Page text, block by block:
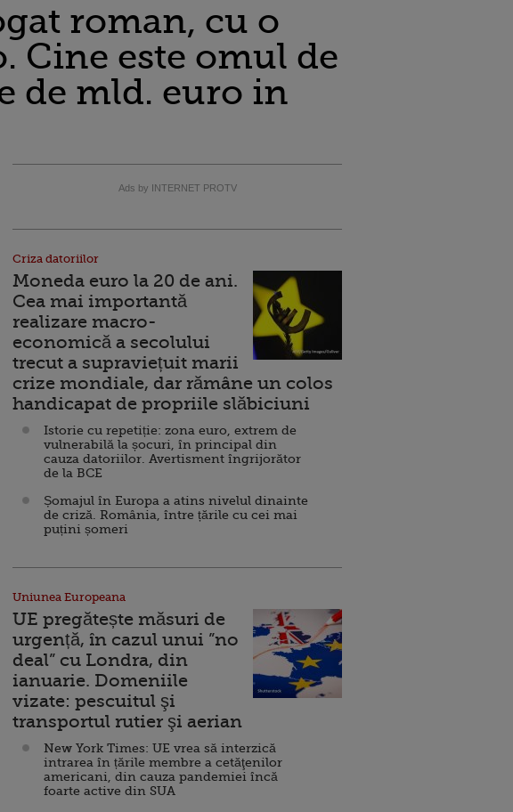
roman, cu o
Cine este omul de
de mld. euro in
Ads by INTERNET PROTV
Criza datoriilor
Moneda euro la 20 de ani.
Cea mai importantă
realizare macro-
economică a secolului
trecut a supraviețuit marii
crize mondiale, dar rămâne un colos
handicapat de propriile slăbiciuni
Istorie cu repetiție: zona euro, extrem de
vulnerabilă la șocuri, în principal din
cauza datoriilor. Avertisment îngrijorător
de la BCE
Șomajul în Europa a atins nivelul dinainte
de criză. România, între țările cu cei mai
puțini șomeri
Uniunea Europeana
UE pregătește măsuri de
urgență, în cazul unui ”no
deal” cu Londra, din
ianuarie. Domeniile
vizate: pescuitul şi
transportul rutier şi aerian
New York Times: UE vrea să interzică
intrarea în țările membre a cetăţenilor
americani, din cauza pandemiei încă
foarte active din SUA